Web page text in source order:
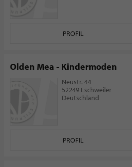
PROFIL
Olden Mea - Kindermoden
Neustr. 44
52249 Eschweiler
Deutschland
PROFIL